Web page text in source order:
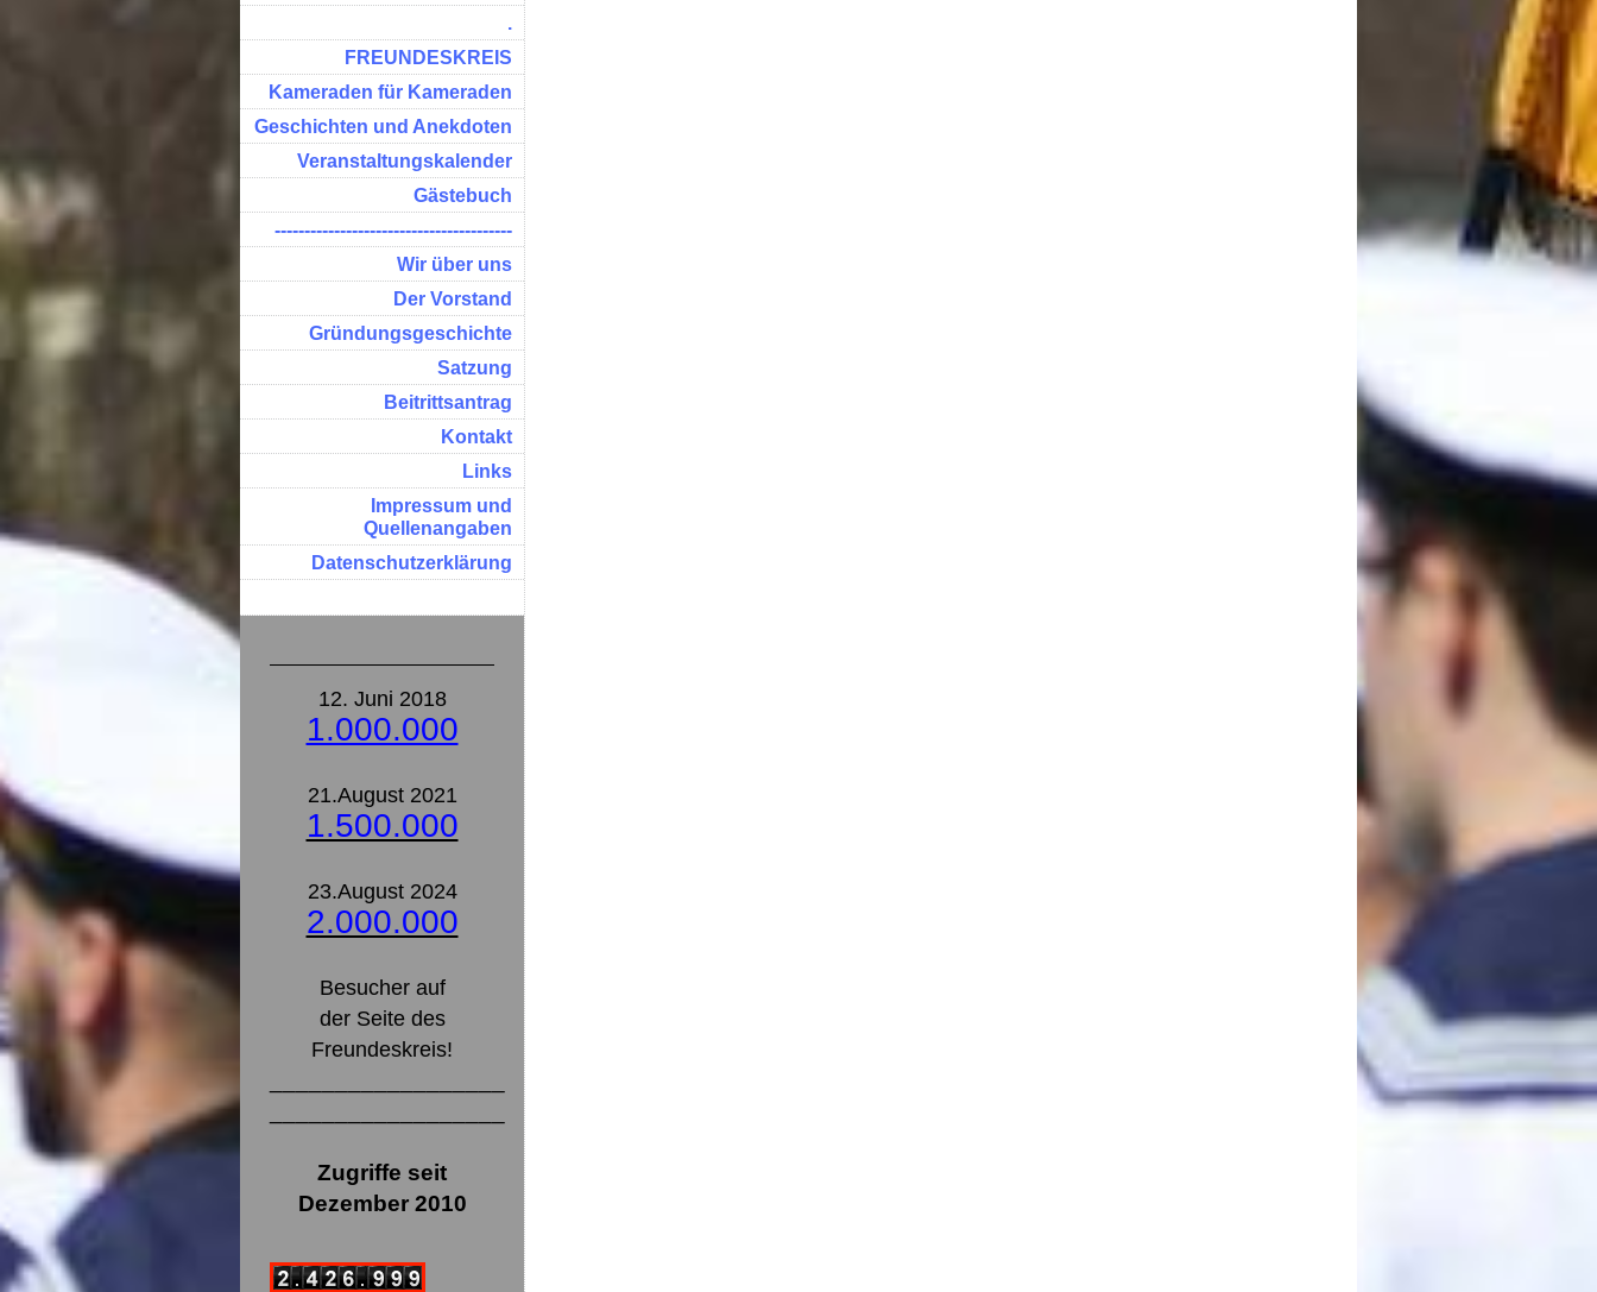
.
FREUNDESKREIS
Kameraden für Kameraden
Geschichten und Anekdoten
Veranstaltungskalender
Gästebuch
----------------------------------------
Wir über uns
Der Vorstand
Gründungsgeschichte
Satzung
Beitrittsantrag
Kontakt
Links
Impressum und
Quellenangaben
Datenschutzerklärung
12. Juni 2018
1.000.000
21.August 2021
1.500.000
23.August 2024
2.000.000
Besucher auf
der Seite des
Freundeskreis!
Zugriffe seit
Dezember 2010